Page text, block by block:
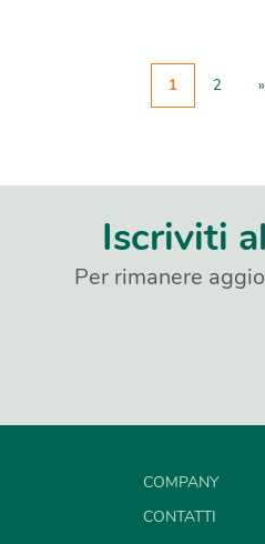
1 2 »
Iscriviti
Per rimanere
COMPANY
CONTATTI